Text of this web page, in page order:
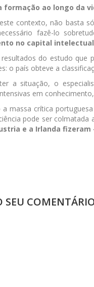
formação ao longo da
contexto, não basta
fazê-lo
no capital
do estudo que
o país obteve a
a situação, o
em
a massa crítica
pode ser
e a Irlanda
SEU